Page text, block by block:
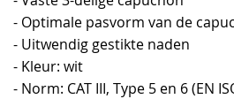
- Optimale pasvorm van de
- Uitwendig gestikte naden
- Kleur: wit
- Norm: CAT III, Type 5 en 6 (EN